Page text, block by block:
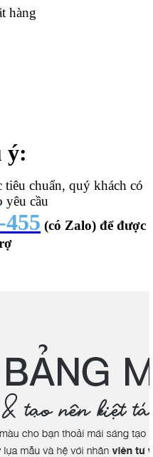
hàng
ý:
chuẩn, quý khách có
yêu cầu
455 (có Zalo) để được